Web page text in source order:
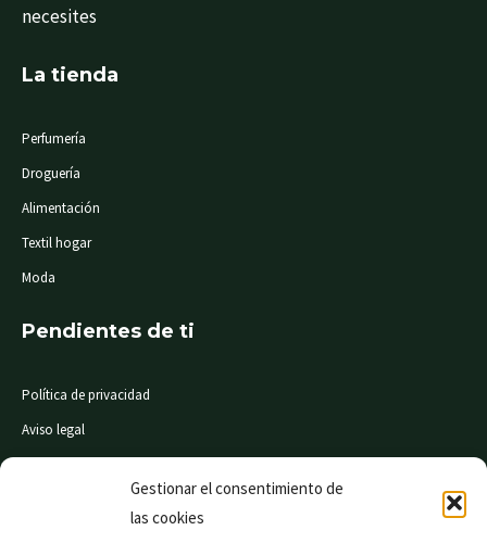
Gestionar el consentimiento de
las cookies
necesites
La tienda
Perfumería
Droguería
Alimentación
Textil hogar
Moda
Pendientes de ti
Política de privacidad
Aviso legal